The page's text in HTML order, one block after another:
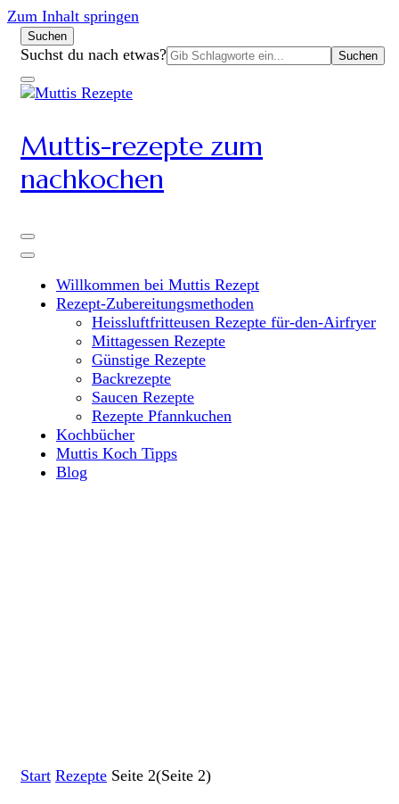
Zum Inhalt springen
Suchen
Suchen
nach:
Suchst du nach etwas?
Muttis-rezepte zum
nachkochen
Willkommen bei Muttis Rezept
Rezept-Zubereitungsmethoden
Heissluftfritteusen Rezepte für-den-Airfryer
Mittagessen Rezepte
Günstige Rezepte
Backrezepte
Saucen Rezepte
Rezepte Pfannkuchen
Kochbücher
Muttis Koch Tipps
Blog
Start Rezepte Seite 2(Seite 2)